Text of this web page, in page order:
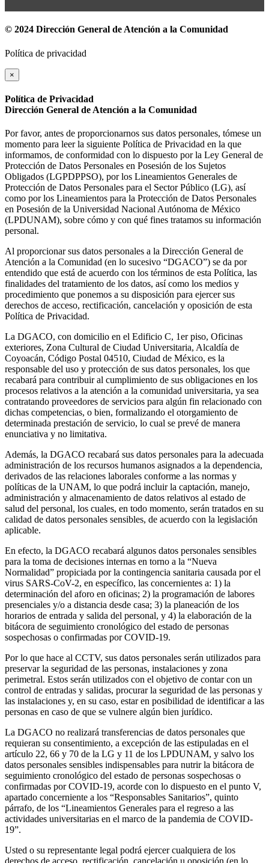
© 2024 Dirección General de Atención a la Comunidad
Política de privacidad
×
Política de Privacidad
Dirección General de Atención a la Comunidad
Por favor, antes de proporcionarnos sus datos personales, tómese un
momento para leer la siguiente Política de Privacidad en la que
informamos, de conformidad con lo dispuesto por la Ley General de
Protección de Datos Personales en Posesión de los Sujetos
Obligados (LGPDPPSO), por los Lineamientos Generales de
Protección de Datos Personales para el Sector Público (LG), así
como por los Lineamientos para la Protección de Datos Personales
en Posesión de la Universidad Nacional Autónoma de México
(LPDUNAM), sobre cómo y con qué fines tratamos su información
personal.
Al proporcionar sus datos personales a la Dirección General de
Atención a la Comunidad (en lo sucesivo “DGACO”) se da por
entendido que está de acuerdo con los términos de esta Política, las
finalidades del tratamiento de los datos, así como los medios y
procedimiento que ponemos a su disposición para ejercer sus
derechos de acceso, rectificación, cancelación y oposición de esta
Política de Privacidad.
La DGACO, con domicilio en el Edificio C, 1er piso, Oficinas
exteriores, Zona Cultural de Ciudad Universitaria, Alcaldía de
Coyoacán, Código Postal 04510, Ciudad de México, es la
responsable del uso y protección de sus datos personales, los que
recabará para contribuir al cumplimiento de sus obligaciones en los
procesos relativos a la atención a la comunidad universitaria, ya sea
contratando proveedores de servicios para algún fin relacionado con
dichas competencias, o bien, formalizando el otorgamiento de
determinada prestación de servicio, lo cual se prevé de manera
enunciativa y no limitativa.
Además, la DGACO recabará sus datos personales para la adecuada
administración de los recursos humanos asignados a la dependencia,
derivados de las relaciones laborales conforme a las normas y
políticas de la UNAM, lo que podrá incluir la captación, manejo,
administración y almacenamiento de datos relativos al estado de
salud del personal, los cuales, en todo momento, serán tratados en su
calidad de datos personales sensibles, de acuerdo con la legislación
aplicable.
En efecto, la DGACO recabará algunos datos personales sensibles
para la toma de decisiones internas en torno a la “Nueva
Normalidad” propiciada por la contingencia sanitaria causada por el
virus SARS-CoV-2, en específico, las concernientes a: 1) la
determinación del aforo en oficinas; 2) la programación de labores
presenciales y/o a distancia desde casa; 3) la planeación de los
horarios de entrada y salida del personal, y 4) la elaboración de la
bitácora de seguimiento cronológico del estado de personas
sospechosas o confirmadas por COVID-19.
Por lo que hace al CCTV, sus datos personales serán utilizados para
preservar la seguridad de las personas, instalaciones y zona
perimetral. Estos serán utilizados con el objetivo de contar con un
control de entradas y salidas, procurar la seguridad de las personas y
las instalaciones y, en su caso, estar en posibilidad de identificar a las
personas en caso de que se vulnere algún bien jurídico.
La DGACO no realizará transferencias de datos personales que
requieran su consentimiento, a excepción de las estipuladas en el
artículo 22, 66 y 70 de la LG y 11 de los LPDUNAM, y salvo los
datos personales sensibles indispensables para nutrir la bitácora de
seguimiento cronológico del estado de personas sospechosas o
confirmadas por COVID-19, acorde con lo dispuesto en el punto V,
apartado concerniente a los “Responsables Sanitarios”, quinto
párrafo, de los “Lineamientos Generales para el regreso a las
actividades universitarias en el marco de la pandemia de COVID-
19”.
Usted o su representante legal podrá ejercer cualquiera de los